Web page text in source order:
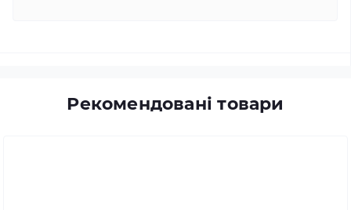
Рекомендовані товари